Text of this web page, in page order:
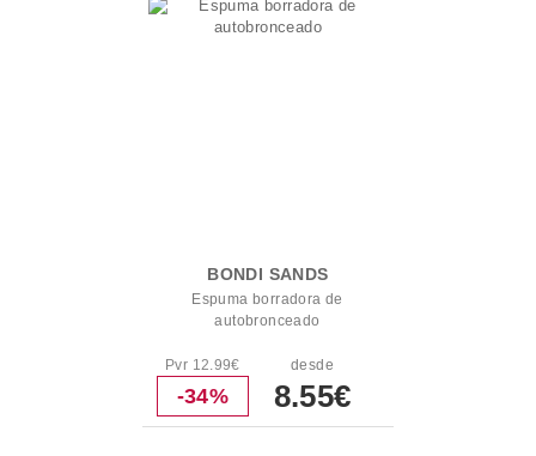
BONDI SANDS
Espuma borradora de
autobronceado
Pvr 12.99€
-34%
desde
8.55€